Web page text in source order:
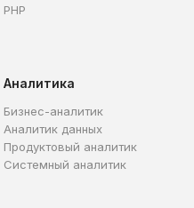
PHP
Аналитика
Бизнес-аналитик
Аналитик данных
Продуктовый аналитик
Системный аналитик